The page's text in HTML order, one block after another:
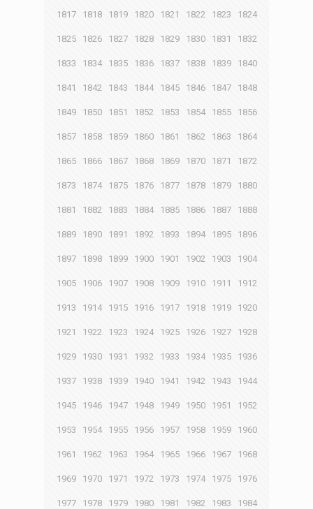
1817 1818 1819 1820 1821 1822 1823 1824
1825 1826 1827 1828 1829 1830 1831 1832
1833 1834 1835 1836 1837 1838 1839 1840
1841 1842 1843 1844 1845 1846 1847 1848
1849 1850 1851 1852 1853 1854 1855 1856
1857 1858 1859 1860 1861 1862 1863 1864
1865 1866 1867 1868 1869 1870 1871 1872
1873 1874 1875 1876 1877 1878 1879 1880
1881 1882 1883 1884 1885 1886 1887 1888
1889 1890 1891 1892 1893 1894 1895 1896
1897 1898 1899 1900 1901 1902 1903 1904
1905 1906 1907 1908 1909 1910 1911 1912
1913 1914 1915 1916 1917 1918 1919 1920
1921 1922 1923 1924 1925 1926 1927 1928
1929 1930 1931 1932 1933 1934 1935 1936
1937 1938 1939 1940 1941 1942 1943 1944
1945 1946 1947 1948 1949 1950 1951 1952
1953 1954 1955 1956 1957 1958 1959 1960
1961 1962 1963 1964 1965 1966 1967 1968
1969 1970 1971 1972 1973 1974 1975 1976
1977 1978 1979 1980 1981 1982 1983 1984